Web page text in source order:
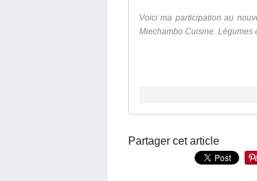
Voici ma participation au
Miechambo Cuisine. Légumes
Partager cet article